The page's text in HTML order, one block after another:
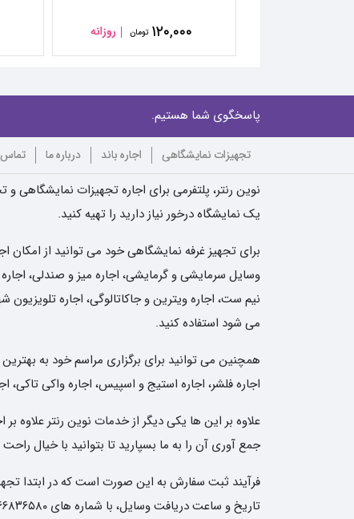
۱۲۰,۰۰۰ تومان روزانه
پاسخگوی شما هستیم.
تجهیزات نمایشگاهی اجاره باند درباره ما تماس
نوین رنتر، پلتفرمی برای اجاره تجهیزات نمایشگاهی
یک نمایشگاه درخور نیاز دارید را تهیه کنید.
برای تجهیز غرفه نمایشگاهی خود می توانید از امکان
وسایل سرمایشی و گرمایشی، اجاره میز و صندلی، اجاره
نیم ست، اجاره ویترین و جاکاتالوگی، اجاره
می شود استفاده کنید.
همچنین می توانید برای برگزاری مراسم خود به بهترین
اجاره فلشر، اجاره استیج و اسپیس، اجاره واکی تاکی،
علاوه بر این ها یکی دیگر از خدمات نوین رنتر علاوه
جمع آوری آن را به ما بسپارید تا بتوانید با خیال
فرآیند ثبت سفارش به این صورت است که در ابتدا